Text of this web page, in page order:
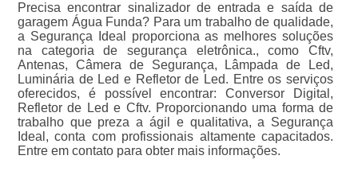
Precisa encontrar sinalizador de entrada e saída de
garagem Água Funda? Para um trabalho de qualidade,
a Segurança Ideal proporciona as melhores soluções
na categoria de segurança eletrônica., como Cftv,
Antenas, Câmera de Segurança, Lâmpada de Led,
Luminária de Led e Refletor de Led. Entre os serviços
oferecidos, é possível encontrar: Conversor Digital,
Refletor de Led e Cftv. Proporcionando uma forma de
trabalho que preza a ágil e qualitativa, a Segurança
Ideal, conta com profissionais altamente capacitados.
Entre em contato para obter mais informações.